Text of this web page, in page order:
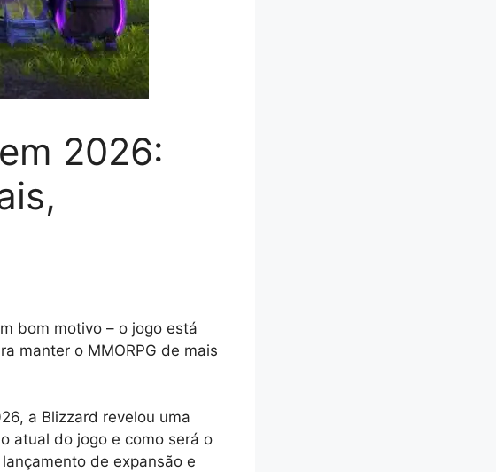
2026:
bom motivo – o jogo está
manter o MMORPG de mais
a Blizzard revelou uma
atual do jogo e como será o
de expansão e